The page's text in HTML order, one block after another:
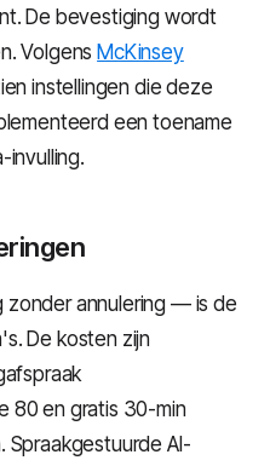
De bevestiging wordt
Volgens McKinsey
instellingen die deze
een toename
invulling.
annulering — is de
De kosten zijn
80 en gratis 30-min
Spraakgestuurde AI-